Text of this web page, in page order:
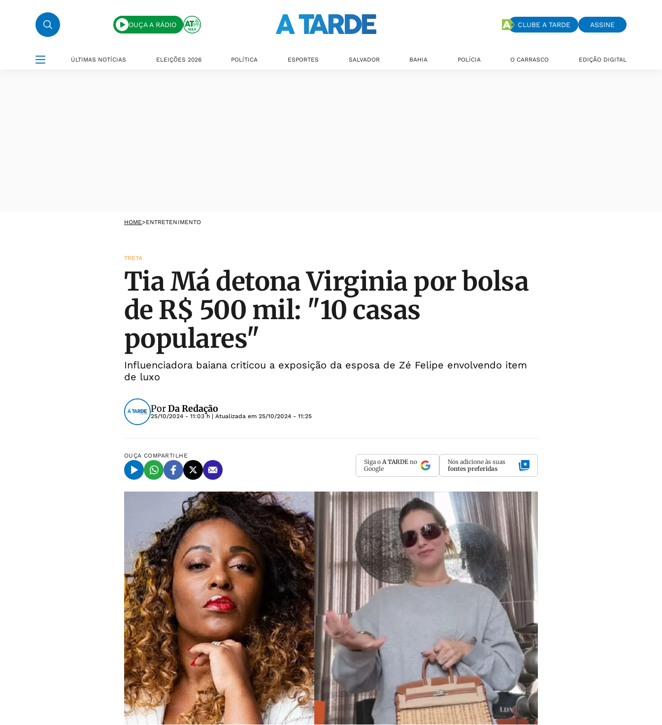
OUÇA A RÁDIO CLUBE A TARDE ASSINE
ÚLTIMAS NOTÍCIAS ELEIÇÕES 2026 POLÍTICA ESPORTES SALVADOR BAHIA POLÍCIA O CARRASCO EDIÇÃO DIGITAL
HOME>ENTRETENIMENTO
TRETA
Tia Má detona Virginia por bolsa
de R$ 500 mil: "10 casas
populares"
Influenciadora baiana criticou a exposição da esposa de Zé Felipe envolvendo item
de luxo
PorDa Redação
25/10/2024 - 11:03 h | Atualizada em 25/10/2024 - 11:25
OUÇA COMPARTILHE
Siga o A TARDE no
Google
Nos adicione às suas
fontes preferidas